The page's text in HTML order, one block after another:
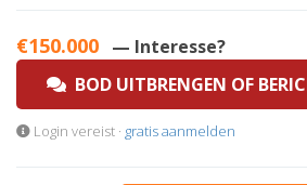
€150.000 — Interesse?
BOD UITBRENGEN OF
Login vereist · gratis aanmelden